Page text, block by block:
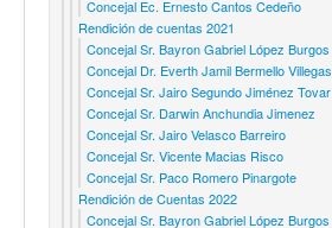
Concejal Ec. Ernesto Cantos Cedeño
Rendición de cuentas 2021
Concejal Sr. Bayron Gabriel López Burgos
Concejal Dr. Everth Jamil Bermello Villegas
Concejal Sr. Jairo Segundo Jiménez Tovar
Concejal Sr. Darwin Anchundia Jimenez
Concejal Sr. Jairo Velasco Barreiro
Concejal Sr. Vicente Macias Risco
Concejal Sr. Paco Romero Pinargote
Rendición de Cuentas 2022
Concejal Sr. Bayron Gabriel López Burgos